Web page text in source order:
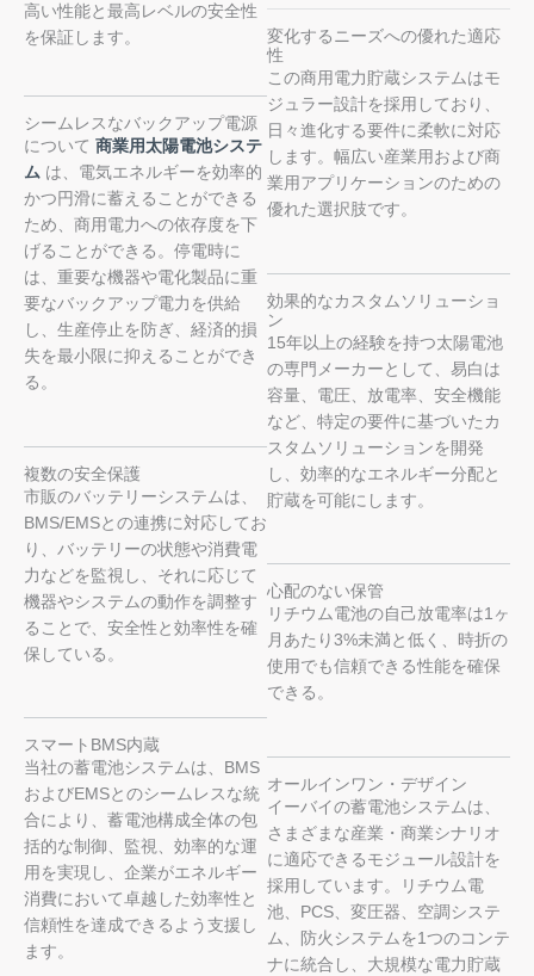
高い性能と最高レベルの安全性
を保証します。
シームレスなバックアップ電源
について 商業用太陽電池システ
ム は、電気エネルギーを効率的
かつ円滑に蓄えることができる
ため、商用電力への依存度を下
げることができる。停電時に
は、重要な機器や電化製品に重
要なバックアップ電力を供給
し、生産停止を防ぎ、経済的損
失を最小限に抑えることができ
る。
複数の安全保護
市販のバッテリーシステムは、
BMS/EMSとの連携に対応してお
り、バッテリーの状態や消費電
力などを監視し、それに応じて
機器やシステムの動作を調整す
ることで、安全性と効率性を確
保している。
スマートBMS内蔵
当社の蓄電池システムは、BMS
およびEMSとのシームレスな統
合により、蓄電池構成全体の包
括的な制御、監視、効率的な運
用を実現し、企業がエネルギー
消費において卓越した効率性と
信頼性を達成できるよう支援し
ます。
変化するニーズへの優れた適応
性
この商用電力貯蔵システムはモ
ジュラー設計を採用しており、
日々進化する要件に柔軟に対応
します。幅広い産業用および商
業用アプリケーションのための
優れた選択肢です。
効果的なカスタムソリューショ
ン
15年以上の経験を持つ太陽電池
の専門メーカーとして、易白は
容量、電圧、放電率、安全機能
など、特定の要件に基づいたカ
スタムソリューションを開発
し、効率的なエネルギー分配と
貯蔵を可能にします。
心配のない保管
リチウム電池の自己放電率は1ヶ
月あたり3%未満と低く、時折の
使用でも信頼できる性能を確保
できる。
オールインワン・デザイン
イーバイの蓄電池システムは、
さまざまな産業・商業シナリオ
に適応できるモジュール設計を
採用しています。リチウム電
池、PCS、変圧器、空調システ
ム、防火システムを1つのコンテ
ナに統合し、大規模な電力貯蔵